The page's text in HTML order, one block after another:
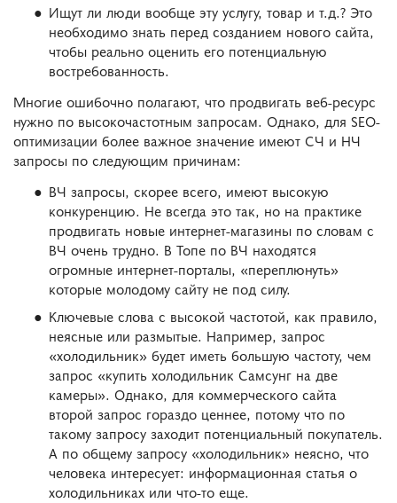
Ищут ли люди вообще эту услугу, товар и т.д.? Это
необходимо знать перед созданием нового сайта,
чтобы реально оценить его потенциальную
востребованность.
Многие ошибочно полагают, что продвигать веб-ресурс
нужно по высокочастотным запросам. Однако, для SEO-
оптимизации более важное значение имеют СЧ и НЧ
запросы по следующим причинам:
ВЧ запросы, скорее всего, имеют высокую
конкуренцию. Не всегда это так, но на практике
продвигать новые интернет-магазины по словам с
ВЧ очень трудно. В Топе по ВЧ находятся
огромные интернет-порталы, «переплюнуть»
которые молодому сайту не под силу.
Ключевые слова с высокой частотой, как правило,
неясные или размытые. Например, запрос
«холодильник» будет иметь большую частоту, чем
запрос «купить холодильник Самсунг на две
камеры». Однако, для коммерческого сайта
второй запрос гораздо ценнее, потому что по
такому запросу заходит потенциальный покупатель.
А по общему запросу «холодильник» неясно, что
человека интересует: информационная статья о
холодильниках или что-то еще.